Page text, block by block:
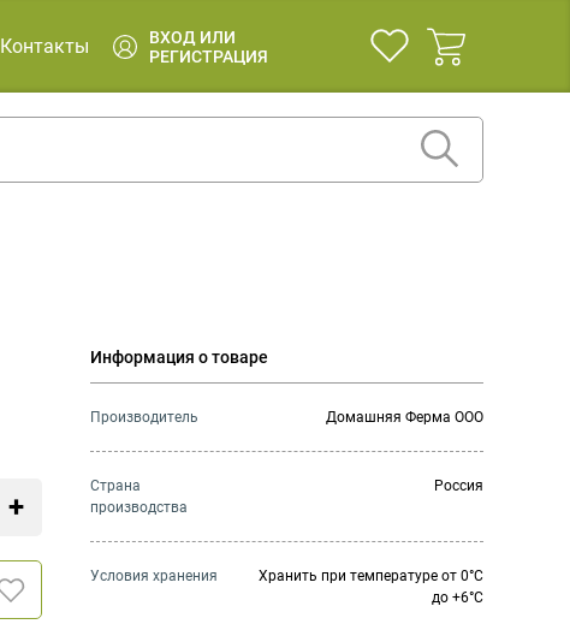
Контакты
ВХОД ИЛИ
РЕГИСТРАЦИЯ
Информация о товаре
Производитель Домашняя Ферма ООО
Страна
производства
Россия
Условия хранения
Хранить при температуре от 0°С
до +6°С